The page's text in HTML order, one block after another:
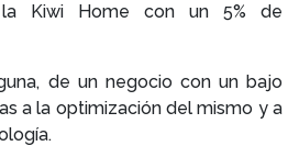
la Kiwi Home con un 5% de
de un negocio con un bajo
a la optimización del mismo y a